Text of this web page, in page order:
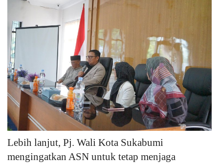
Lebih lanjut, Pj. Wali Kota Sukabumi
mengingatkan ASN untuk tetap menjaga